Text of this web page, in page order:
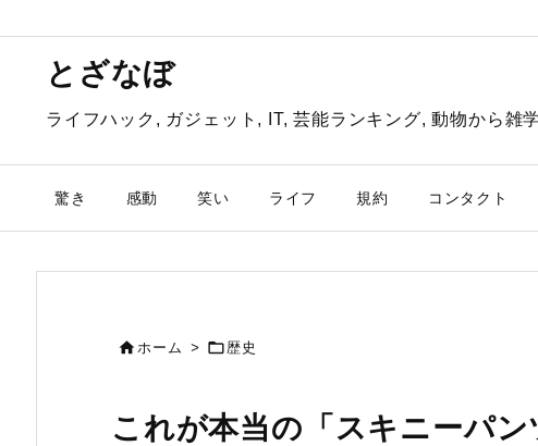
とざなぼ
ライフハック, ガジェット, IT, 芸能ランキング, 動物から雑
驚き 感動 笑い ライフ 規約 コンタクト
ホーム > 歴史
これが本当の「スキニーパ